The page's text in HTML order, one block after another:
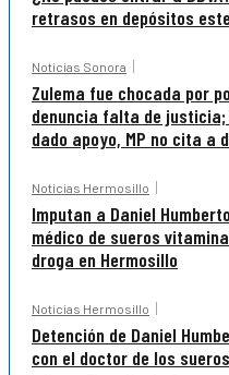
retrasos en depósitos
Noticias Sonora
Zulema fue chocada por
denuncia falta de
dado apoyo, MP no cita a
Noticias Hermosillo
Imputan a Daniel
médico de sueros
droga en Hermosillo
Noticias Hermosillo
Detención de Daniel
con el doctor de los